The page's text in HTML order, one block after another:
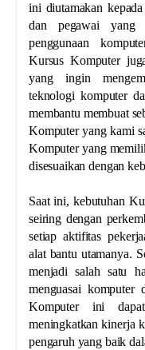
ini diutamakan
dan pegawai yang
penggunaan
Kursus Komputer
yang ingin
teknologi komputer
membantu membuat
Komputer yang kami
Komputer yang
disesuaikan dengan
Saat ini, kebutuhan
seiring dengan
setiap aktifitas
alat bantu utamanya.
menjadi salah satu
menguasai komputer
Komputer ini
meningkatkan kinerja
pengaruh yang baik